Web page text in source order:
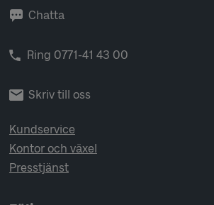
Chatta
Ring 0771-41 43 00
Skriv till oss
Kundservice
Kontor och växel
Presstjänst